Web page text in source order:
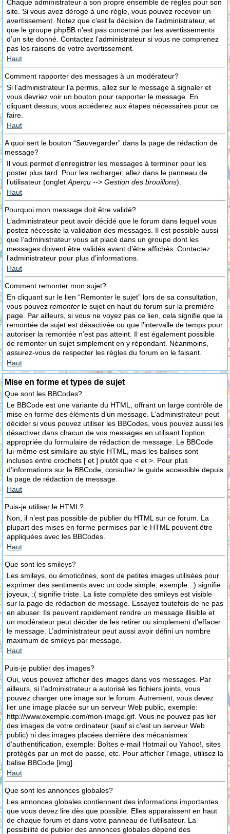
Chaque administrateur a son propre ensemble de règles pour son
site. Si vous avez dérogé à une règle, vous pouvez recevoir un
avertissement. Notez que c’est la décision de l’administrateur, et
que le groupe phpBB n’est pas concerné par les avertissements
d’un site donné. Contactez l’administrateur si vous ne comprenez
pas les raisons de votre avertissement.
Haut
Comment rapporter des messages à un modérateur?
Si l’administrateur l’a permis, allez sur le message à signaler et
vous devriez voir un bouton pour rapporter le message. En
cliquant dessus, vous accéderez aux étapes nécessaires pour ce
faire.
Haut
A quoi sert le bouton “Sauvegarder” dans la page de rédaction de
message?
Il vous permet d’enregistrer les messages à terminer pour les
poster plus tard. Pour les recharger, allez dans le panneau de
l’utilisateur (onglet Aperçu --> Gestion des brouillons).
Haut
Pourquoi mon message doit être validé?
L’administrateur peut avoir décidé que le forum dans lequel vous
postez nécessite la validation des messages. Il est possible aussi
que l’administrateur vous ait placé dans un groupe dont les
messages doivent être validés avant d’être affichés. Contactez
l’administrateur pour plus d’informations.
Haut
Comment remonter mon sujet?
En cliquant sur le lien “Remonter le sujet” lors de sa consultation,
vous pouvez remonter le sujet en haut du forum sur la première
page. Par ailleurs, si vous ne voyez pas ce lien, cela signifie que la
remontée de sujet est désactivée ou que l’intervalle de temps pour
autoriser la remontée n’est pas atteint. Il est également possible
de remonter un sujet simplement en y répondant. Néanmoins,
assurez-vous de respecter les règles du forum en le faisant.
Haut
Mise en forme et types de sujet
Que sont les BBCodes?
Le BBCode est une variante du HTML, offrant un large contrôle de
mise en forme des éléments d’un message. L’administrateur peut
décider si vous pouvez utiliser les BBCodes, vous pouvez aussi les
désactiver dans chacun de vos messages en utilisant l’option
appropriée du formulaire de rédaction de message. Le BBCode
lui-même est similaire au style HTML, mais les balises sont
incluses entre crochets [ et ] plutôt que < et >. Pour plus
d’informations sur le BBCode, consultez le guide accessible depuis
la page de rédaction de message.
Haut
Puis-je utiliser le HTML?
Non, il n’est pas possible de publier du HTML sur ce forum. La
plupart des mises en forme permises par le HTML peuvent être
appliquées avec les BBCodes.
Haut
Que sont les smileys?
Les smileys, ou émoticônes, sont de petites images utilisées pour
exprimer des sentiments avec un code simple, exemple: :) signifie
joyeux, :( signifie triste. La liste complète des smileys est visible
sur la page de rédaction de message. Essayez toutefois de ne pas
en abuser. Ils peuvent rapidement rendre un message illisible et
un modérateur peut décider de les retirer ou simplement d’effacer
le message. L’administrateur peut aussi avoir défini un nombre
maximum de smileys par message.
Haut
Puis-je publier des images?
Oui, vous pouvez afficher des images dans vos messages. Par
ailleurs, si l’administrateur a autorisé les fichiers joints, vous
pouvez charger une image sur le forum. Autrement, vous devez
lier une image placée sur un serveur Web public, exemple:
http://www.exemple.com/mon-image.gif. Vous ne pouvez pas lier
des images de votre ordinateur (sauf si c’est un serveur Web
public) ni des images placées derrière des mécanismes
d’authentification, exemple: Boîtes e-mail Hotmail ou Yahoo!, sites
protégés par un mot de passe, etc. Pour afficher l’image, utilisez la
balise BBCode [img].
Haut
Que sont les annonces globales?
Les annonces globales contiennent des informations importantes
que vous devez lire dès que possible. Elles apparaissent en haut
de chaque forum et dans votre panneau de l’utilisateur. La
possibilité de publier des annonces globales dépend des